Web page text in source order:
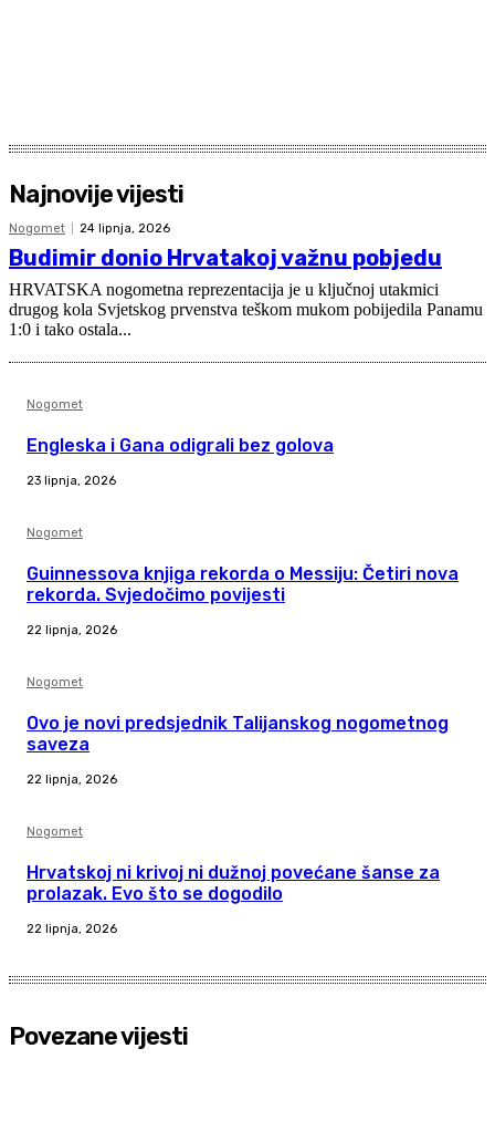
Najnovije vijesti
Nogomet 24 lipnja, 2026
Budimir donio Hrvatakoj važnu pobjedu
HRVATSKA nogometna reprezentacija je u ključnoj utakmici
drugog kola Svjetskog prvenstva teškom mukom pobijedila Panamu
1:0 i tako ostala...
Nogomet
Engleska i Gana odigrali bez golova
23 lipnja, 2026
Nogomet
Guinnessova knjiga rekorda o Messiju: Četiri nova
rekorda. Svjedočimo povijesti
22 lipnja, 2026
Nogomet
Ovo je novi predsjednik Talijanskog nogometnog
saveza
22 lipnja, 2026
Nogomet
Hrvatskoj ni krivoj ni dužnoj povećane šanse za
prolazak. Evo što se dogodilo
22 lipnja, 2026
Povezane vijesti